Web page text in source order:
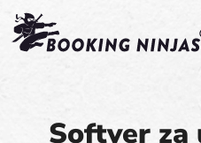
Softver za